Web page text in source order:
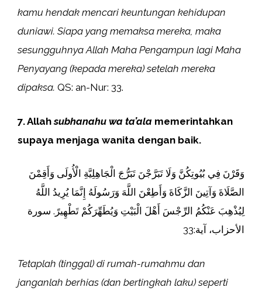
kamu hendak mencari keuntungan kehidupan
duniawi. Siapa yang memaksa mereka, maka
sesungguhnya Allah Maha Pengampun lagi Maha
Penyayang (kepada mereka) setelah mereka
dipaksa. QS: an-Nur: 33.
7. Allahsubhanahu wa ta’ala memerintahkan
supaya menjaga wanita dengan baik.
وَقَرْنَ فِي بُيُوتِكُنَّ وَلَا تَبَرَّجْنَ تَبَرُّجَ الْجَاهِلِيَّةِ الْأُولَى وَأَقِمْنَ
الصَّلَاةَ وَآتِينَ الزَّكَاةَ وَأَطِعْنَ اللَّهَ وَرَسُولَهُ إِنَّمَا يُرِيدُ اللَّهُ
لِيُذْهِبَ عَنْكُمُ الرِّجْسَ أَهْلَ الْبَيْتِ وَيُطَهِّرَكُمْ تَطْهِيرً. سورة
الأحزاب، آية:33
Tetaplah (tinggal) di rumah-rumahmu dan
janganlah berhias (dan bertingkah laku) seperti